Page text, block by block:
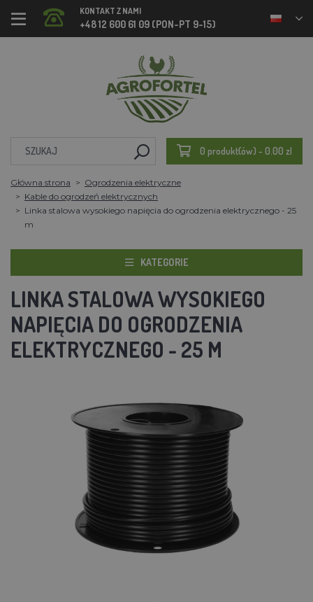
KONTAKT Z NAMI
+48 12 600 61 09 (PON-PT 9-15)
0 produkt(ów) - 0.00 zl
Główna strona
Ogrodzenia elektryczne
Kable do ogrodzeń elektrycznych
Linka stalowa wysokiego napięcia do ogrodzenia elektrycznego - 25
m
KATEGORIE
LINKA STALOWA WYSOKIEGO
NAPIĘCIA DO OGRODZENIA
ELEKTRYCZNEGO - 25 M